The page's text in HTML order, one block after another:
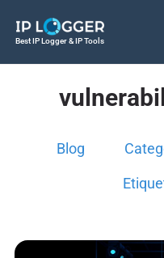
Best IP Logger & IP Tools
Blog